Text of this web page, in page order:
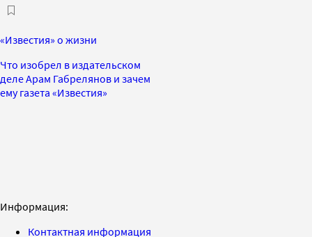
«Известия» о жизни
Что изобрел в издательском
деле Арам Габрелянов и зачем
ему газета «Известия»
Информация:
Контактная информация